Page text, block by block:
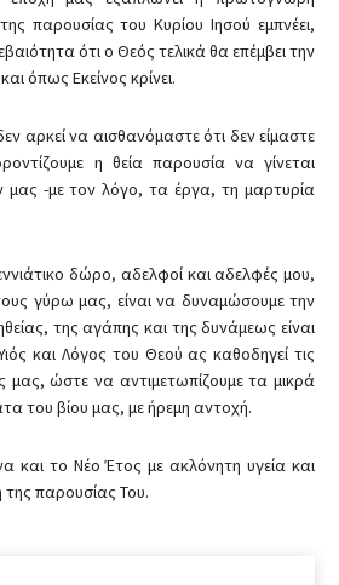
παρουσίας του Κυρίου Ιησού εμπνέει,
ότι ο Θεός τελικά θα επέμβει την
όπως Εκείνος κρίνει.
αρκεί να αισθανόμαστε ότι δεν είμαστε
η θεία παρουσία να γίνεται
μας -με τον λόγο, τα έργα, τη μαρτυρία
δώρο, αδελφοί και αδελφές μου,
γύρω μας, είναι να δυναμώσουμε την
της αγάπης και της δυνάμεως είναι
και Λόγος του Θεού ας καθοδηγεί τις
μας, ώστε να αντιμετωπίζουμε τα μικρά
του βίου μας, με ήρεμη αντοχή.
και το Νέο Έτος με ακλόνητη υγεία και
παρουσίας Του.